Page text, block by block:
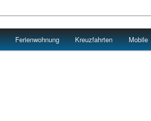
Ferienwohnung Kreuzfahrten Mobile